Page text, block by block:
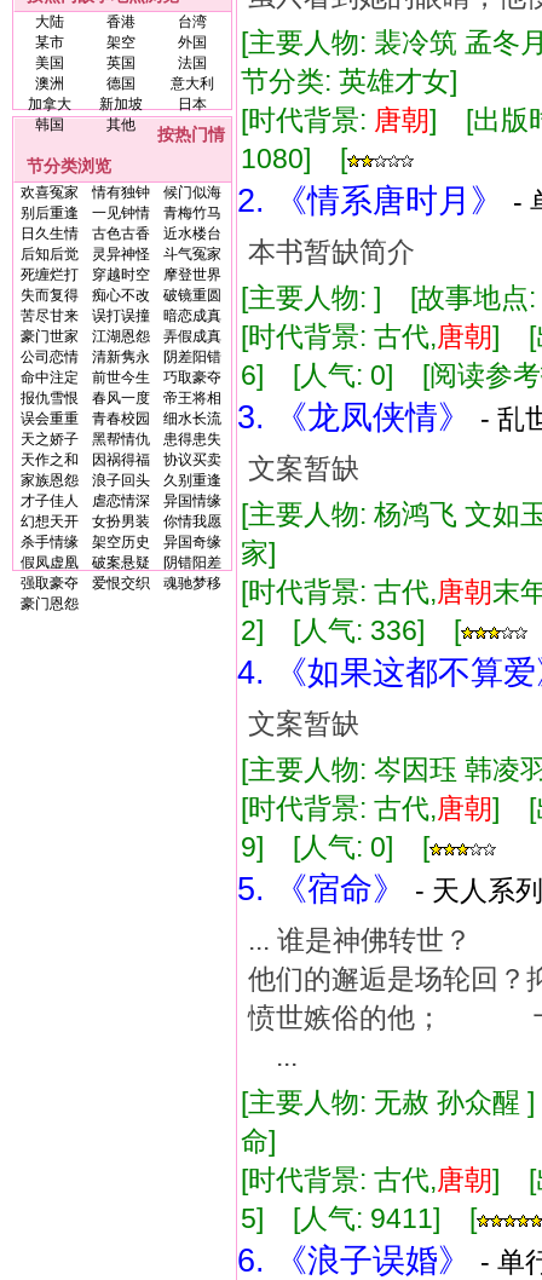
大陆 香港
台湾
某市
架空
外国
美国
英国
法国
澳洲
德国
意大利
加拿大
新加坡
日本
韩国
其他
按热门情
节分类浏览
欢喜冤家 情有独钟
候门似海
别后重逢
一见钟情
青梅竹马
日久生情
古色古香
近水楼台
后知后觉
灵异神怪
斗气冤家
死缠烂打
穿越时空
摩登世界
失而复得
痴心不改
破镜重圆
苦尽甘来
误打误撞
暗恋成真
豪门世家
江湖恩怨
弄假成真
公司恋情
清新隽永
阴差阳错
命中注定
前世今生
巧取豪夺
报仇雪恨
春风一度
帝王将相
误会重重
青春校园
细水长流
天之娇子
黑帮情仇
患得患失
天作之和
因祸得福
协议买卖
家族恩怨
浪子回头
久别重逢
才子佳人
虐恋情深
异国情缘
幻想天开
女扮男装
你情我愿
杀手情缘
架空历史
异国奇缘
假凤虚凰
破案悬疑
阴错阳差
强取豪夺
爱恨交织
魂驰梦移
豪门恩怨
[主要人物: 裴冷筑 孟
节分类: 英雄才女]
[时代背景: 唐朝] [出版
1080] [
2. 《情系唐时月》
-
本书暂缺简介
[主要人物: ] [故事地
[时代背景: 古代,唐朝] [
6] [人气: 0] [阅读参考
3. 《龙凤侠情》
- 乱
文案暂缺
[主要人物: 杨鸿飞 文
家]
[时代背景: 古代,唐朝末
2] [人气: 336] [
4. 《如果这都不算
文案暂缺
[主要人物: 岑因珏 韩
[时代背景: 古代,唐朝] [
9] [人气: 0] [
5. 《宿命》
- 天人系
... 谁是神佛转世？
他们的邂逅是场轮回
愤世嫉俗的他； 十
...
[主要人物: 无赦 孙众
命]
[时代背景: 古代,唐朝] [
5] [人气: 9411] [
6. 《浪子误婚》
- 单